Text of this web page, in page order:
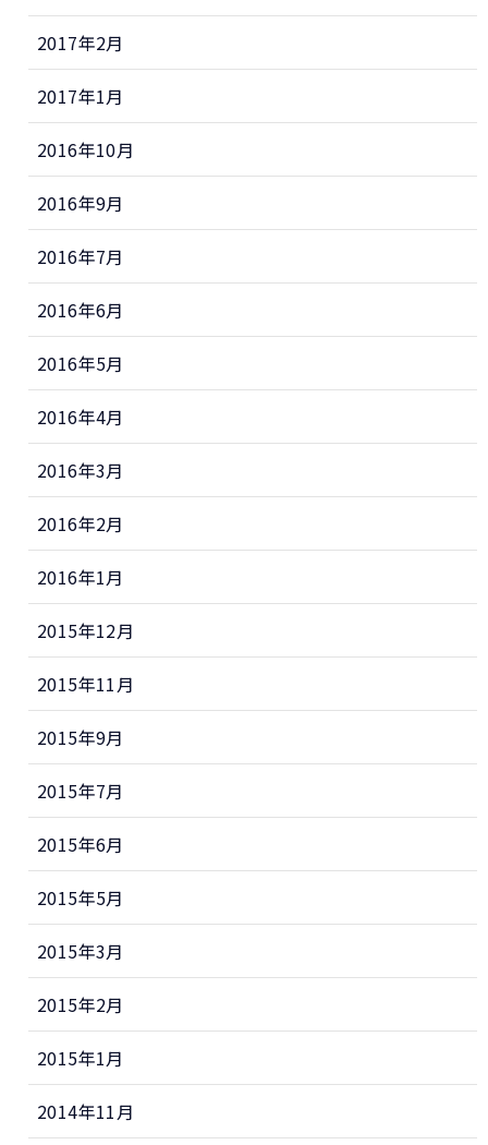
2017年2月
2017年1月
2016年10月
2016年9月
2016年7月
2016年6月
2016年5月
2016年4月
2016年3月
2016年2月
2016年1月
2015年12月
2015年11月
2015年9月
2015年7月
2015年6月
2015年5月
2015年3月
2015年2月
2015年1月
2014年11月